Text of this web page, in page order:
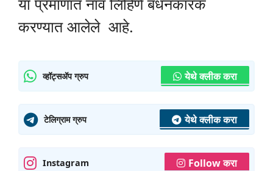
करण्यात आलेले आहे.
व्हॉट्सॲप ग्रुप येथे क्लीक करा
टेलिग्राम ग्रुप येथे क्लीक करा
Instagram Follow करा